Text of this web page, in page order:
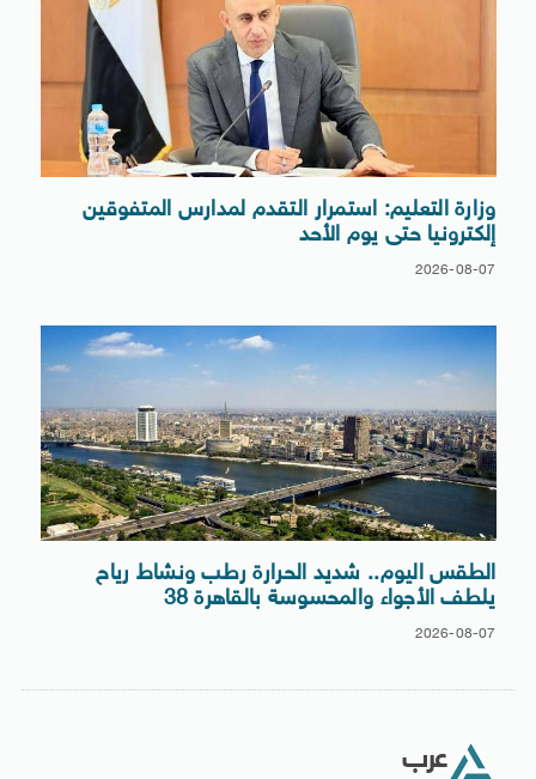
وزارة التعليم: استمرار التقدم لمدارس المتفوقين
إلكترونيا حتى يوم الأحد
2026-08-07
الطقس اليوم.. شديد الحرارة رطب ونشاط رياح
يلطف الأجواء والمحسوسة بالقاهرة 38
2026-08-07
عرب